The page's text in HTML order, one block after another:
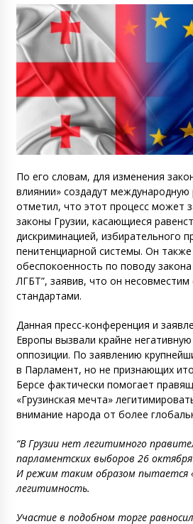
По его словам, для изменения
влиянии» создадут международную
отметил, что этот процесс может
законы Грузии, касающиеся
дискриминацией, избирательного
пенитенциарной системы. Он
обеспокоенность по поводу
ЛГБТ”, заявив, что он несовместим
стандартами.
Данная пресс-конференция и
Европы вызвали крайне
оппозиции. По заявлению
в Парламент, но не признающих
Берсе фактически помогает
«Грузинская мечта»
внимание народа от более
“В Грузии нет легитимного
парламентских выборов 26
И режим таким образом пытается
легитимность.
Участие в подобном торге